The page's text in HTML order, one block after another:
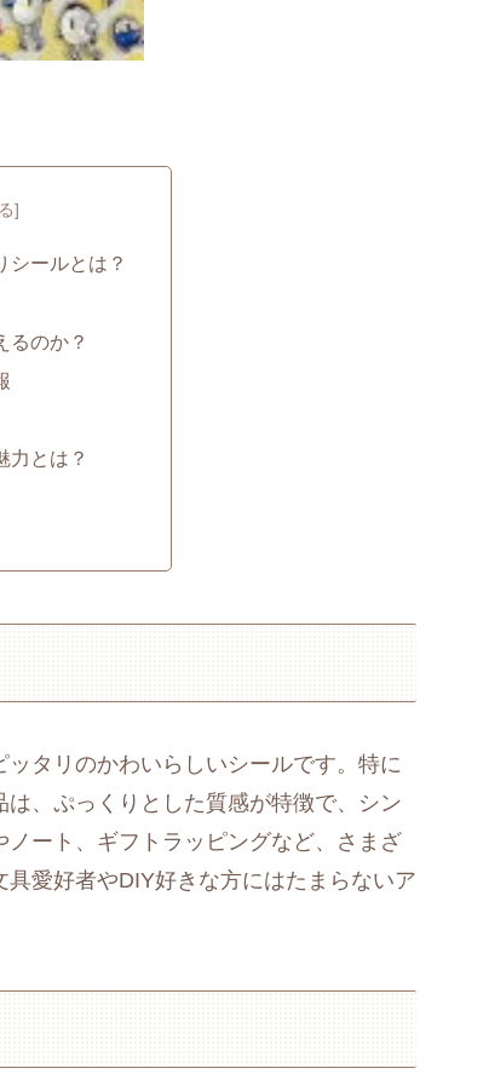
シールとは？
るのか？
力とは？
タリのかわいらしいシールです。特に
は、ぷっくりとした質感が特徴で、シン
ート、ギフトラッピングなど、さまざ
愛好者やDIY好きな方にはたまらないア